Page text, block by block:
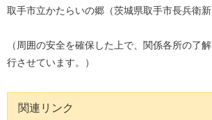
取手市立かたらいの郷（茨城県取手市長兵衛新
（周囲の安全を確保した上で、関係各所の了
行させています。）
関連リンク